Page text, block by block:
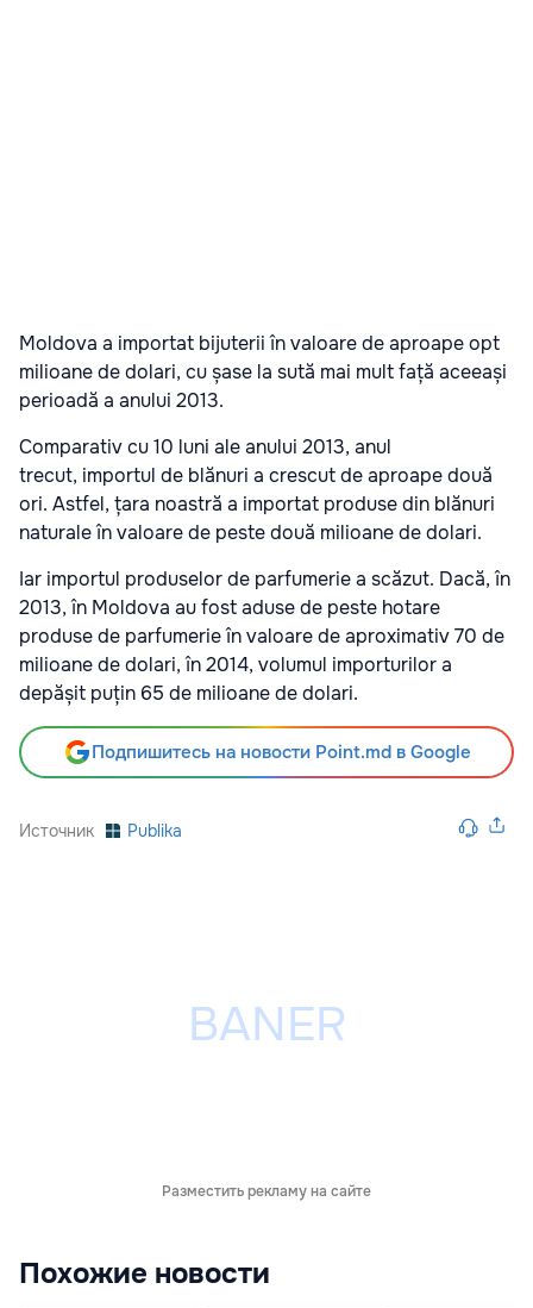
Moldova a importat bijuterii în valoare de aproape opt
milioane de dolari, cu șase la sută mai mult față aceeași
perioadă a anului 2013.
Comparativ cu 10 luni ale anului 2013, anul
trecut, importul de blănuri a crescut de aproape două
ori. Astfel, țara noastră a importat produse din blănuri
naturale în valoare de peste două milioane de dolari.
Iar importul produselor de parfumerie a scăzut. Dacă, în
2013, în Moldova au fost aduse de peste hotare
produse de parfumerie în valoare de aproximativ 70 de
milioane de dolari, în 2014, volumul importurilor a
depășit puțin 65 de milioane de dolari.
Подпишитесь на новости Point.md в Google
Источник Publika
Разместить рекламу на сайте
Похожие новости